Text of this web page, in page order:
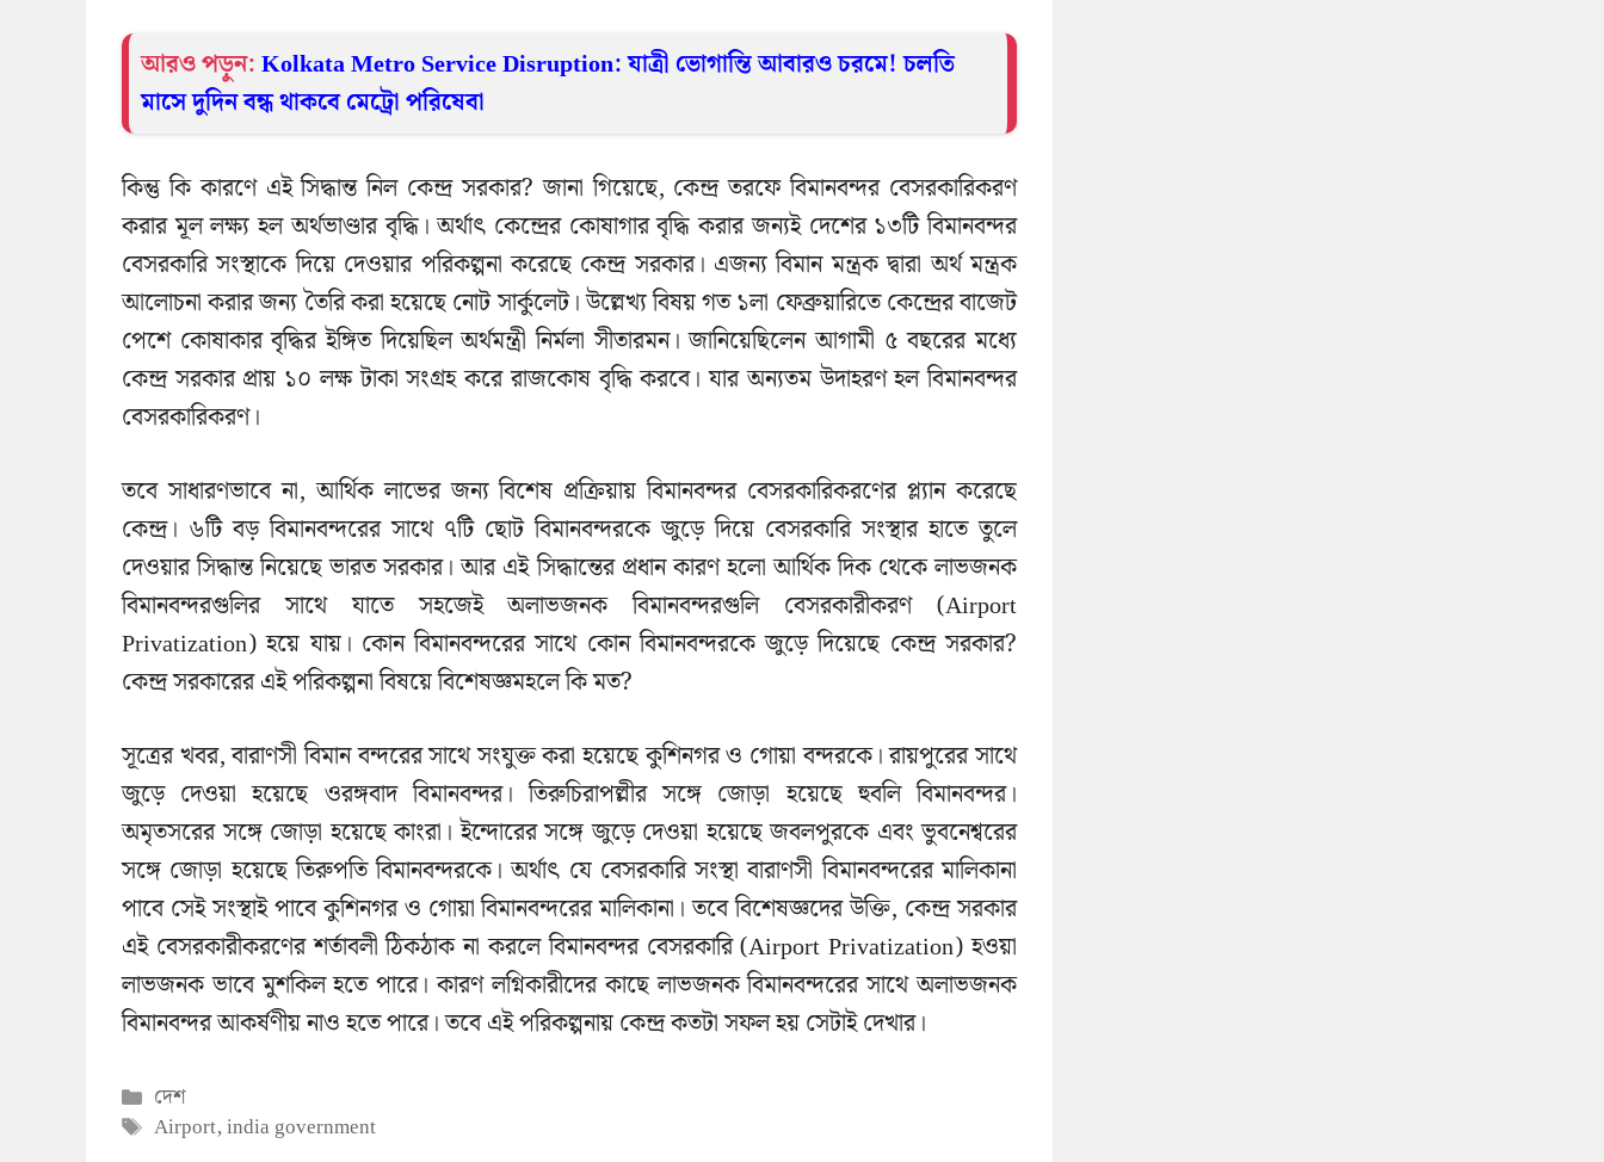
আরও পড়ুন:Kolkata Metro Service Disruption: যাত্রী ভোগান্তি আবারও চরমে! চলতি
মাসে দুদিন বন্ধ থাকবে মেট্রো পরিষেবা
কিন্তু কি কারণে এই সিদ্ধান্ত নিল কেন্দ্র সরকার? জানা গিয়েছে, কেন্দ্র তরফে বিমানবন্দর বেসরকারিকরণ
করার মূল লক্ষ্য হল অর্থভাণ্ডার বৃদ্ধি। অর্থাৎ কেন্দ্রের কোষাগার বৃদ্ধি করার জন্যই দেশের ১৩টি বিমানবন্দর
বেসরকারি সংস্থাকে দিয়ে দেওয়ার পরিকল্পনা করেছে কেন্দ্র সরকার। এজন্য বিমান মন্ত্রক দ্বারা অর্থ মন্ত্রক
আলোচনা করার জন্য তৈরি করা হয়েছে নোট সার্কুলেট। উল্লেখ্য বিষয় গত ১লা ফেব্রুয়ারিতে কেন্দ্রের বাজেট
পেশে কোষাকার বৃদ্ধির ইঙ্গিত দিয়েছিল অর্থমন্ত্রী নির্মলা সীতারমন। জানিয়েছিলেন আগামী ৫ বছরের মধ্যে
কেন্দ্র সরকার প্রায় ১০ লক্ষ টাকা সংগ্রহ করে রাজকোষ বৃদ্ধি করবে। যার অন্যতম উদাহরণ হল বিমানবন্দর
বেসরকারিকরণ।
তবে সাধারণভাবে না, আর্থিক লাভের জন্য বিশেষ প্রক্রিয়ায় বিমানবন্দর বেসরকারিকরণের প্ল্যান করেছে
কেন্দ্র। ৬টি বড় বিমানবন্দরের সাথে ৭টি ছোট বিমানবন্দরকে জুড়ে দিয়ে বেসরকারি সংস্থার হাতে তুলে
দেওয়ার সিদ্ধান্ত নিয়েছে ভারত সরকার। আর এই সিদ্ধান্তের প্রধান কারণ হলো আর্থিক দিক থেকে লাভজনক
বিমানবন্দরগুলির সাথে যাতে সহজেই অলাভজনক বিমানবন্দরগুলি বেসরকারীকরণ (Airport
Privatization) হয়ে যায়। কোন বিমানবন্দরের সাথে কোন বিমানবন্দরকে জুড়ে দিয়েছে কেন্দ্র সরকার?
কেন্দ্র সরকারের এই পরিকল্পনা বিষয়ে বিশেষজ্ঞমহলে কি মত?
সূত্রের খবর, বারাণসী বিমান বন্দরের সাথে সংযুক্ত করা হয়েছে কুশিনগর ও গোয়া বন্দরকে। রায়পুরের সাথে
জুড়ে দেওয়া হয়েছে ওরঙ্গবাদ বিমানবন্দর। তিরুচিরাপল্লীর সঙ্গে জোড়া হয়েছে হুবলি বিমানবন্দর।
অমৃতসরের সঙ্গে জোড়া হয়েছে কাংরা। ইন্দোরের সঙ্গে জুড়ে দেওয়া হয়েছে জবলপুরকে এবং ভুবনেশ্বরের
সঙ্গে জোড়া হয়েছে তিরুপতি বিমানবন্দরকে। অর্থাৎ যে বেসরকারি সংস্থা বারাণসী বিমানবন্দরের মালিকানা
পাবে সেই সংস্থাই পাবে কুশিনগর ও গোয়া বিমানবন্দরের মালিকানা। তবে বিশেষজ্ঞদের উক্তি, কেন্দ্র সরকার
এই বেসরকারীকরণের শর্তাবলী ঠিকঠাক না করলে বিমানবন্দর বেসরকারি (Airport Privatization) হওয়া
লাভজনক ভাবে মুশকিল হতে পারে। কারণ লগ্নিকারীদের কাছে লাভজনক বিমানবন্দরের সাথে অলাভজনক
বিমানবন্দর আকর্ষণীয় নাও হতে পারে। তবে এই পরিকল্পনায় কেন্দ্র কতটা সফল হয় সেটাই দেখার।
Categories
দেশ
Tags
Airport,india government